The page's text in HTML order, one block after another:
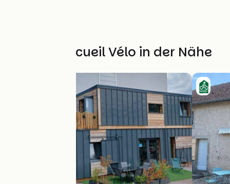
Weitere Accueil Vélo in der Nähe